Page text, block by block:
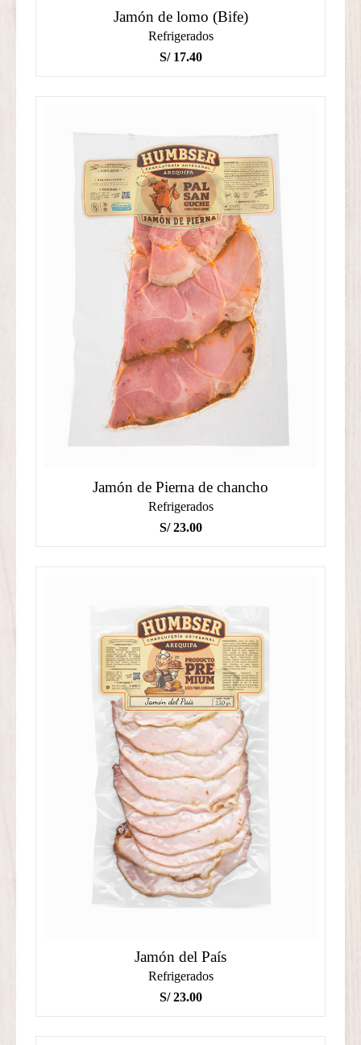
Jamón de lomo (Bife)
Refrigerados
S/17.40
Jamón de Pierna de chancho
Refrigerados
S/23.00
Jamón del País
Refrigerados
S/23.00